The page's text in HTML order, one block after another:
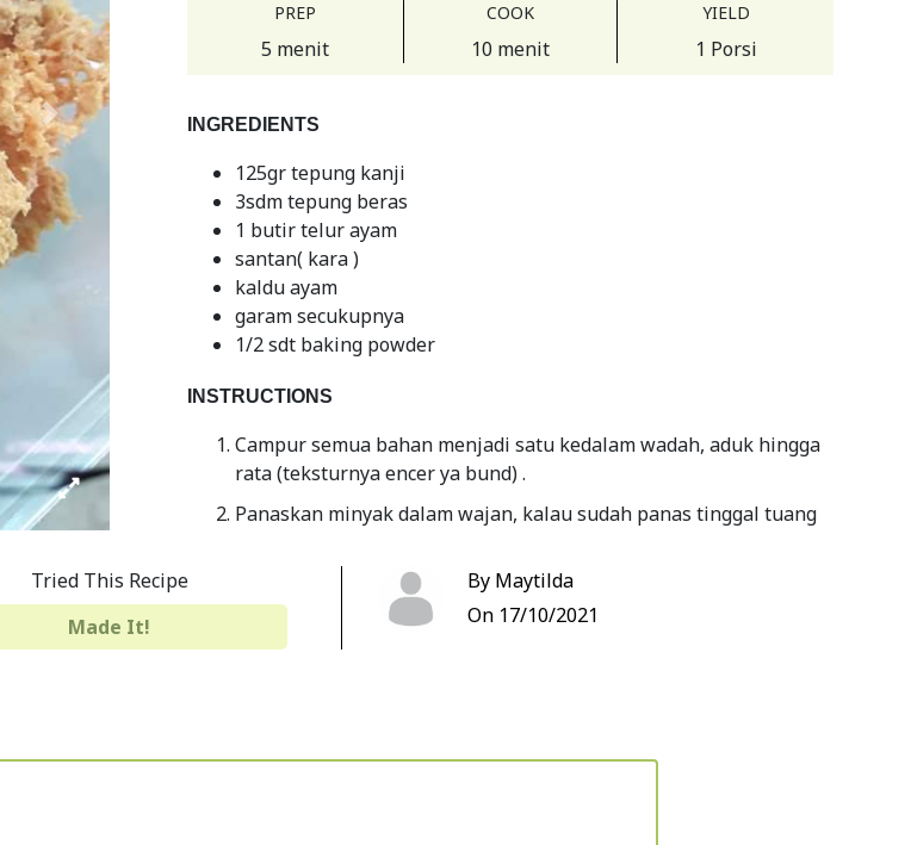
Next
PREP
5 menit
COOK
10 menit
YIELD
1 Porsi
INGREDIENTS
125gr tepung kanji
3sdm tepung beras
1 butir telur ayam
santan( kara )
kaldu ayam
garam secukupnya
1/2 sdt baking powder
INSTRUCTIONS
Campur semua bahan menjadi satu kedalam wadah, aduk hingga
rata (teksturnya encer ya bund) .
Panaskan minyak dalam wajan, kalau sudah panas tinggal tuang
Goreng hingga garing kecoklatan
Tried This Recipe
Made It!
By Maytilda
On 17/10/2021